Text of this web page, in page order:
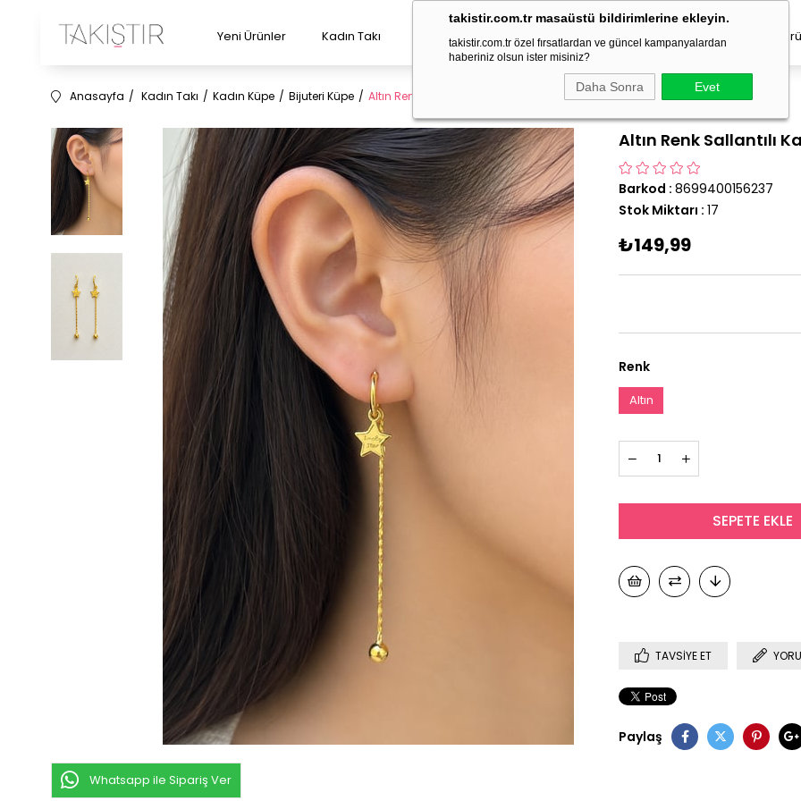
takistir.com.tr masaüstü bildirimlerine ekleyin.
takistir.com.tr özel fırsatlardan ve güncel kampanyalardan
haberiniz olsun ister misiniz?
Daha Sonra Evet
Yeni Ürünler Kadın Takı Erkek Takı Çocuk Aksesuar Geçici Dövme Saç
Anasayfa Kadın Takı Kadın Küpe Bijuteri Küpe Altın Renk Sallantılı Kalp Figürlü Küpe (Çift)
Whatsapp ile Sipariş Ver
Altın Renk Sallantılı
Barkod : 8699400156237
Stok Miktarı : 17
₺149,99
Renk
Altın
TAVSIYE ET
Paylaş